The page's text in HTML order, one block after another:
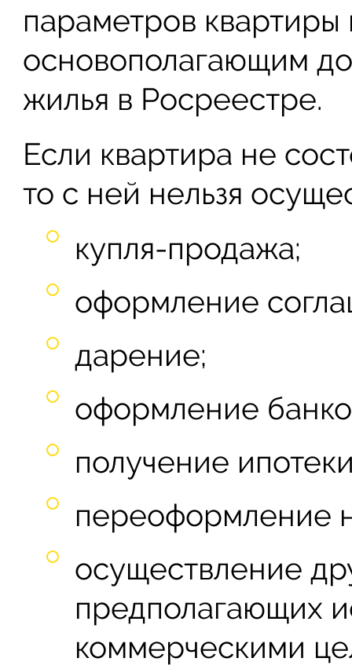
параметров квартиры
основополагающим
жилья в Росреестре.
Если квартира не
то с ней нельзя
купля-продажа;
оформление
дарение;
оформление
получение
переоформление
осуществление
предполагающих
коммерческими